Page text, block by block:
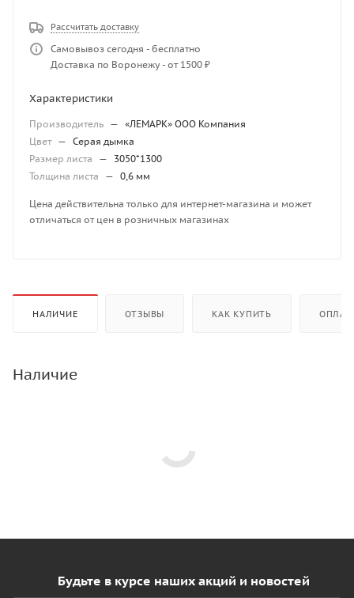
Рассчитать доставку
Самовывоз сегодня - бесплатно
Доставка по Воронежу - от 1500 ₽
Характеристики
Производитель — «ЛЕМАРК» ООО Компания
Цвет — Серая дымка
Размер листа
—
3050*1300
Толщина листа
— 0,6 мм
Цена действительна только для интернет-магазина и может
отличаться от цен в розничных магазинах
НАЛИЧИЕ ОТЗЫВЫ КАК КУПИТЬ
Наличие
Будьте в курсе наших акций и новостей